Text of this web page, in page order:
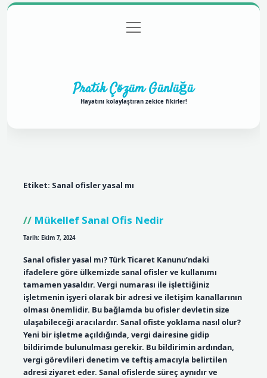
Gizlilik Politikası
menüyü
aç
Pratik Çözüm Günlüğü
Hayatını kolaylaştıran zekice fikirler!
Etiket: Sanal ofisler yasal mı
Mükellef Sanal Ofis Nedir
Tarih: Ekim 7, 2024
Sanal ofisler yasal mı? Türk Ticaret Kanunu’ndaki
ifadelere göre ülkemizde sanal ofisler ve kullanımı
tamamen yasaldır. Vergi numarası ile işlettiğiniz
işletmenin işyeri olarak bir adresi ve iletişim kanallarının
olması önemlidir. Bu bağlamda bu ofisler devletin size
ulaşabileceği aracılardır. Sanal ofiste yoklama nasıl olur?
Yeni bir işletme açıldığında, vergi dairesine gidip
bildirimde bulunulması gerekir. Bu bildirimin ardından,
vergi görevlileri denetim ve teftiş amacıyla belirtilen
adresi ziyaret eder. Sanal ofislerde süreç aynıdır ve